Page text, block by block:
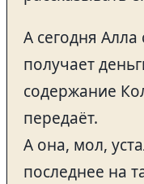
А сегодня Алла
получает
содержание
передаёт.
А она, мол,
последнее на